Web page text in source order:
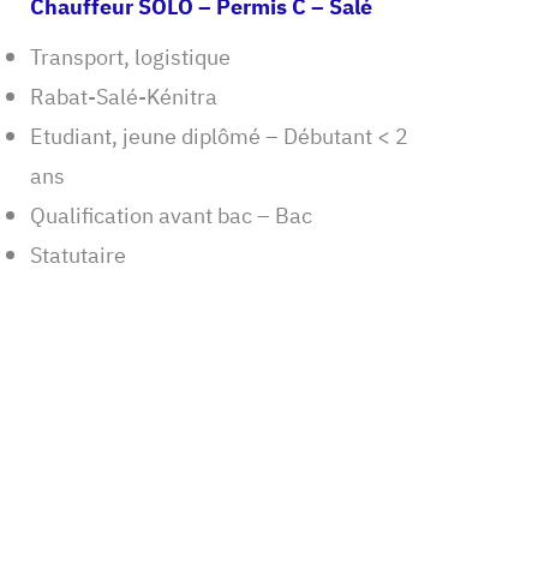
Transport, logistique
Rabat-Salé-Kénitra
Etudiant, jeune diplômé – Débutant < 2
ans
Qualification avant bac – Bac
Statutaire